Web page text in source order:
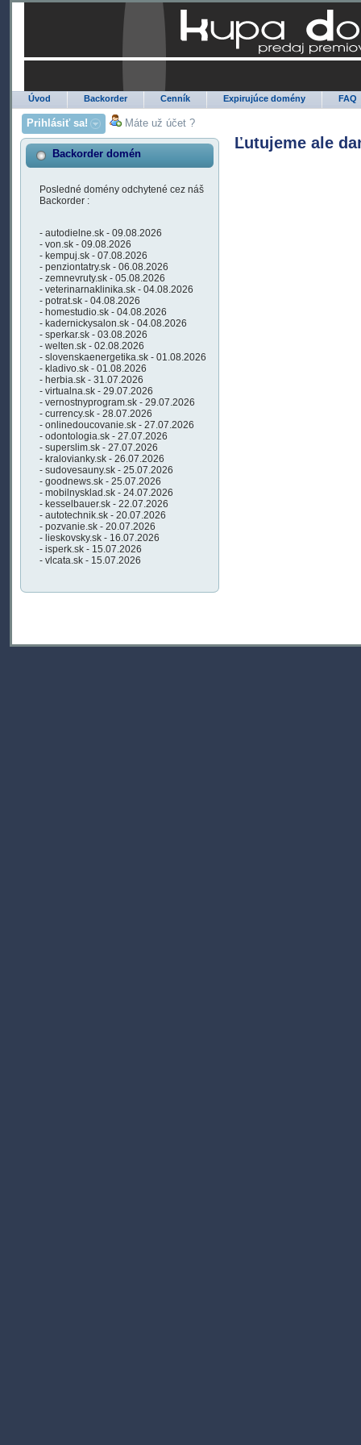
Úvod Backorder Cenník Expirujúce domény FAQ
Prihlásiť sa! Máte už účet ?
Backorder domén
Posledné domény odchytené cez náš
Backorder :
- autodielne.sk - 09.08.2026
- von.sk - 09.08.2026
- kempuj.sk - 07.08.2026
- penziontatry.sk - 06.08.2026
- zemnevruty.sk - 05.08.2026
- veterinarnaklinika.sk - 04.08.2026
- potrat.sk - 04.08.2026
- homestudio.sk - 04.08.2026
- kadernickysalon.sk - 04.08.2026
- sperkar.sk - 03.08.2026
- welten.sk - 02.08.2026
- slovenskaenergetika.sk - 01.08.2026
- kladivo.sk - 01.08.2026
- herbia.sk - 31.07.2026
- virtualna.sk - 29.07.2026
- vernostnyprogram.sk - 29.07.2026
- currency.sk - 28.07.2026
- onlinedoucovanie.sk - 27.07.2026
- odontologia.sk - 27.07.2026
- superslim.sk - 27.07.2026
- kralovianky.sk - 26.07.2026
- sudovesauny.sk - 25.07.2026
- goodnews.sk - 25.07.2026
- mobilnysklad.sk - 24.07.2026
- kesselbauer.sk - 22.07.2026
- autotechnik.sk - 20.07.2026
- pozvanie.sk - 20.07.2026
- lieskovsky.sk - 16.07.2026
- isperk.sk - 15.07.2026
- vlcata.sk - 15.07.2026
Ľutujeme ale